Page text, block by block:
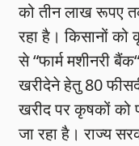
को तीन लाख रूपए
रहा है। किसानों
से “फार्म मशीनरी
खरीदेने हेतु 80
खरीद पर कृषकों को
जा रहा है। राज्य